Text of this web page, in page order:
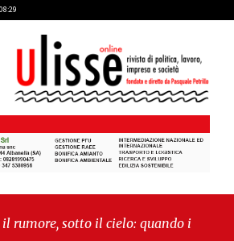
sotto il cielo: quando i grattacieli